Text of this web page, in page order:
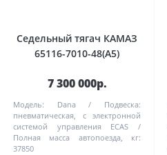
Седельный тягач КАМАЗ
65116-7010-48(A5)
7 300 000р.
Модель: Dana
Подвеска:
пневматическая, с электронной
системой управления ECAS
Полная масса автопоезда, кг:
37850